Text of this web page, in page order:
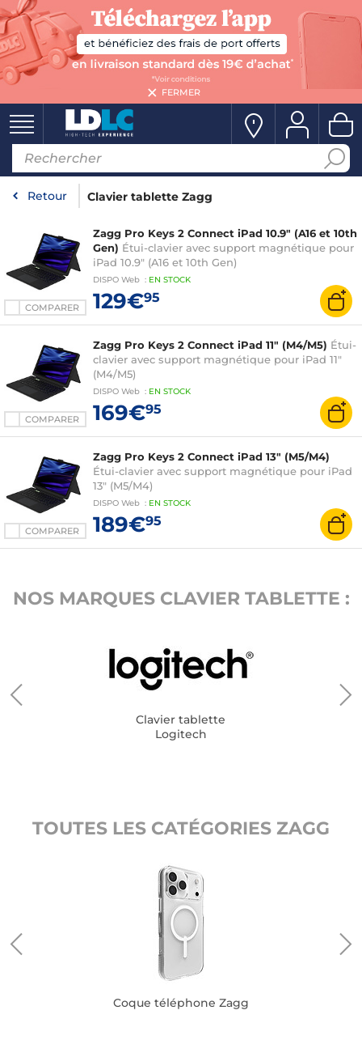
FERMER
Retour Clavier tablette Zagg
COMPARER
Zagg Pro Keys 2 Connect iPad 10.9" (A16 et 10th
Gen) Étui-clavier avec support magnétique pour
iPad 10.9" (A16 et 10th Gen)
DISPO Web : EN STOCK
129€95
COMPARER
Zagg Pro Keys 2 Connect iPad 11" (M4/M5) Étui-
clavier avec support magnétique pour iPad 11"
(M4/M5)
DISPO Web : EN STOCK
169€95
COMPARER
Zagg Pro Keys 2 Connect iPad 13" (M5/M4)
Étui-clavier avec support magnétique pour iPad
13" (M5/M4)
DISPO Web : EN STOCK
189€95
NOS MARQUES CLAVIER TABLETTE :
Clavier tablette
Logitech
TOUTES LES CATÉGORIES ZAGG
Coque téléphone Zagg